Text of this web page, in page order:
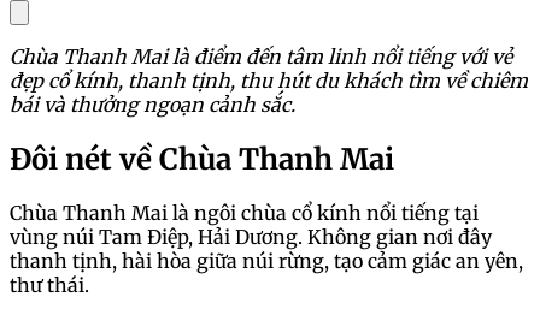
Chùa Thanh Mai là điểm đến tâm linh nổi tiếng với vẻ
đẹp cổ kính, thanh tịnh, thu hút du khách tìm về chiêm
bái và thưởng ngoạn cảnh sắc.
Đôi nét về Chùa Thanh Mai
Chùa Thanh Mai là ngôi chùa cổ kính nổi tiếng tại
vùng núi Tam Điệp, Hải Dương. Không gian nơi đây
thanh tịnh, hài hòa giữa núi rừng, tạo cảm giác an yên,
thư thái.